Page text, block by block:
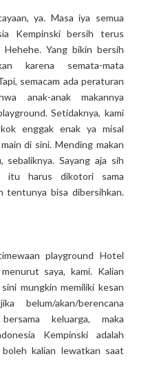
ya. Masa iya semua
Kempinski bersih terus
Hehehe. Yang bikin bersih
karena semata-mata
semacam ada peraturan
anak-anak makannya
Setidaknya, kami
enggak enak ya misal
di sini. Mending makan
sebaliknya. Sayang aja sih
itu harus dikotori sama
tentunya bisa dibersihkan.
playground Hotel
saya, kami. Kalian
mungkin memiliki kesan
belum/akan/berencana
keluarga, maka
Kempinski adalah
kalian lewatkan saat